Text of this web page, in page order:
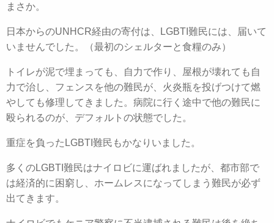
まさか。
日本からのUNHCR経由の寄付は、LGBTI難民には、届いて
いませんでした。（最初のシェルターと食糧のみ）
トイレが泥で埋まっても、自力で作り、屋根が壊れても自
力で治し、フェンスを他の難民が、火炎瓶を投げつけて燃
やしても修理してきました。病院に行く途中で他の難民に
殴られるのが、デフォルトの状態でした。
重症を負ったLGBTI難民もかなりいました。
多くのLGBTI難民はナイロビに運ばれましたが、都市部で
は経済的に困窮し、ホームレスになってしまう難民が必ず
出てきます。